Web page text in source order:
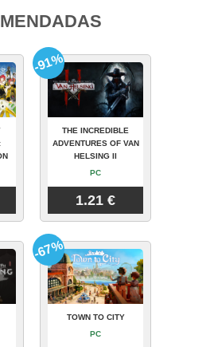
THE INCREDIBLE
ADVENTURES OF VAN
HELSING II
PC
1.21 €
-91%
TOWN TO CITY
PC
-67%